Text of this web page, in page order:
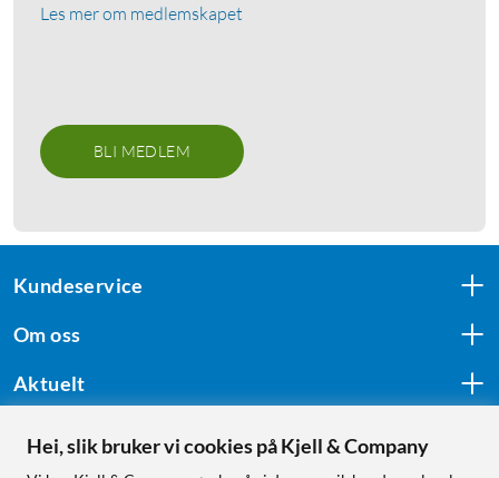
Les mer om medlemskapet
BLI MEDLEM
Kundeservice
Om oss
Aktuelt
Følg oss
Hei, slik bruker vi cookies på Kjell & Company